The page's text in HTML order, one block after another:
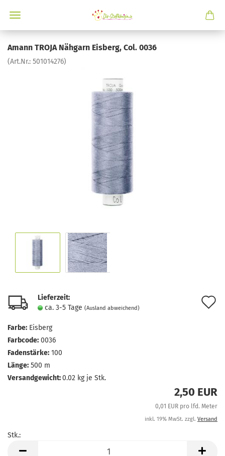
Amann TROJA Nähgarn Eisberg, Col. 0036
(Art.Nr.: 501014276)
Lieferzeit:
ca. 3-5 Tage (Ausland abweichend)
Farbe: Eisberg
Farbcode: 0036
Fadenstärke: 100
Länge: 500 m
Versandgewicht:0.02 kg je Stk.
2,50 EUR
0,01 EUR pro lfd. Meter
inkl. 19% MwSt. zzgl. Versand
Stk.: